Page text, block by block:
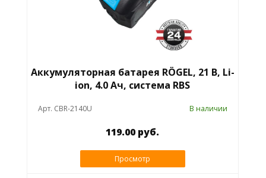
Аккумуляторная батарея RÖGEL, 21 В, Li-
ion, 4.0 Ач, система RBS
Арт. CBR-2140U В наличии
119.00 руб.
Просмотр